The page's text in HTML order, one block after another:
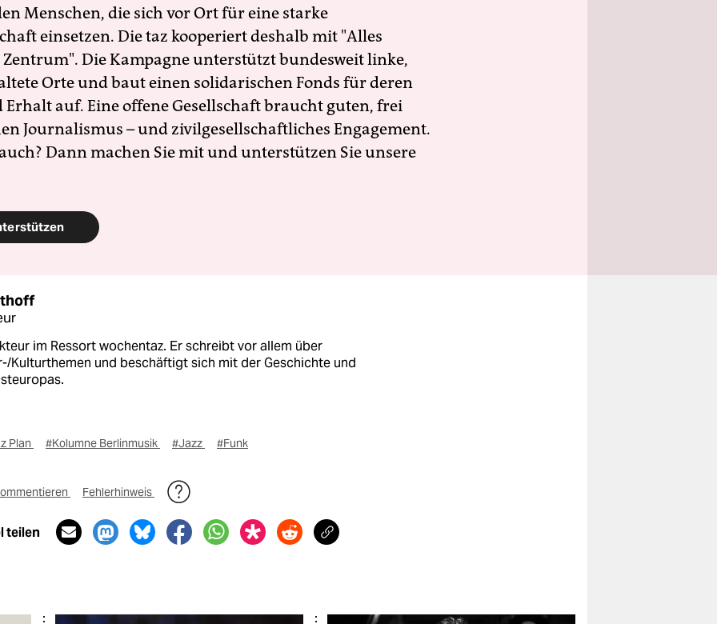
Menschen, die sich vor Ort für eine starke
einsetzen. Die taz kooperiert deshalb mit "Alles
Die Kampagne unterstützt bundesweit linke,
Orte und baut einen solidarischen Fonds für deren
Erhalt auf. Eine offene Gesellschaft braucht guten, frei
Journalismus – und zivilgesellschaftliches Engagement.
Dann machen Sie mit und unterstützen Sie unsere
im Ressort wochentaz. Er schreibt vor allem über
Kulturthemen und beschäftigt sich mit der Geschichte und
Plan #Kolumne Berlinmusik #Jazz #Funk
Fehlerhinweis
teilen